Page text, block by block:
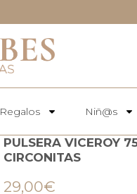
Regalos Niñ@s
PULSERA VICEROY
CIRCONITAS
29,00€